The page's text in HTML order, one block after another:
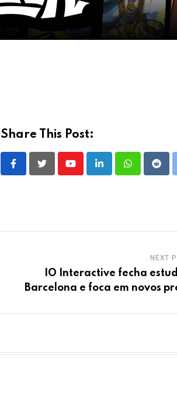
Share This Post:
YoutubeLinkedInWhatsapp
NEXT
IO Interactive fecha
Barcelona e foca em novos